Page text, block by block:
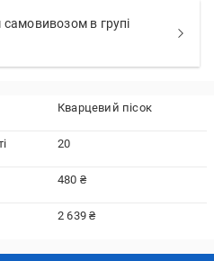
в групі
Кварцевий пісок
20
480 ₴
2 639 ₴